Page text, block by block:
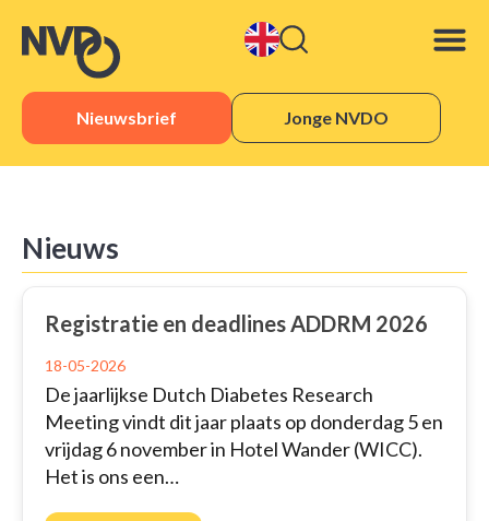
Nieuwsbrief Jonge NVDO
Nieuws
Registratie en deadlines ADDRM 2026
18-05-2026
De jaarlijkse Dutch Diabetes Research
Meeting vindt dit jaar plaats op donderdag 5 en
vrijdag 6 november in Hotel Wander (WICC).
Het is ons een…